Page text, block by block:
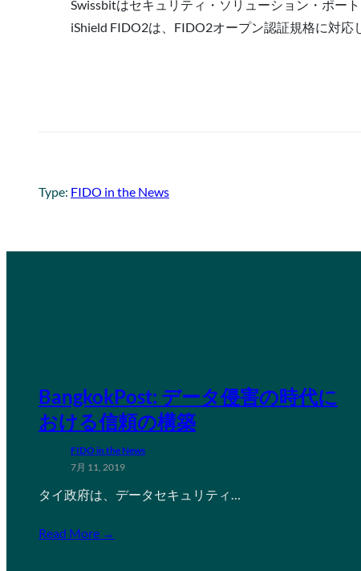
Swissbitはセキュリティ・ソリューション・ポー
iShield FIDO2は、FIDO2オープン認証規格に対応
Type: FIDO in the News
BangkokPost: データ侵害の時代に
おける信頼の構築
FIDO in the News
7月 11, 2019
タイ政府は、データセキュリティ…
Read More →